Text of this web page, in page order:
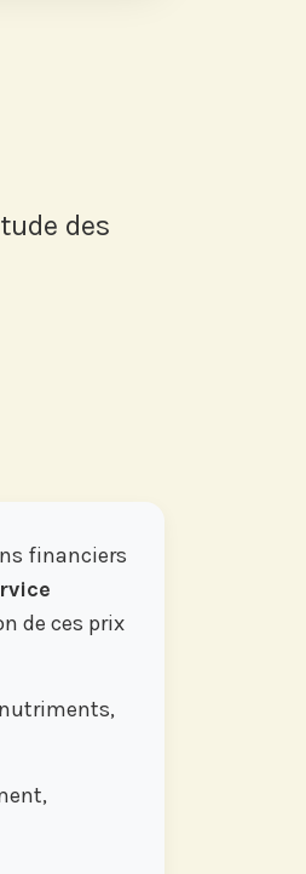
des
financiers
de ces prix